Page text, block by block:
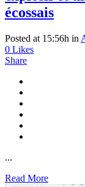
écossais
Posted at 15:56h in
0 Likes
Share
...
Read More